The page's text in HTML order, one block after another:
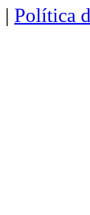
Política